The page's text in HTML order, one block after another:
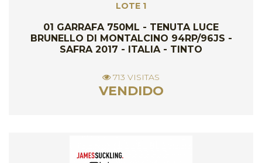
LOTE 1
01 GARRAFA 750ML - TENUTA LUCE
BRUNELLO DI MONTALCINO 94RP/96JS -
SAFRA 2017 - ITALIA - TINTO
713 VISITAS
VENDIDO